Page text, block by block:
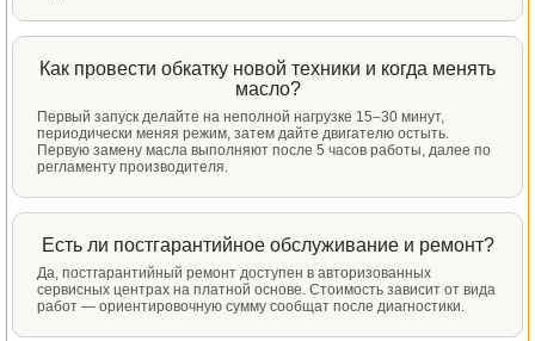
Как провести обкатку новой техники и когда менять
масло?
Первый запуск делайте на неполной нагрузке 15–30 минут,
периодически меняя режим, затем дайте двигателю остыть.
Первую замену масла выполняют после 5 часов работы, далее по
регламенту производителя.
Есть ли постгарантийное обслуживание и ремонт?
Да, постгарантийный ремонт доступен в авторизованных
сервисных центрах на платной основе. Стоимость зависит от вида
работ — ориентировочную сумму сообщат после диагностики.